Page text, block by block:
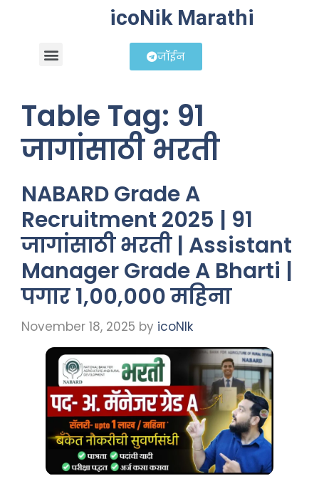
icoNik Marathi
जॉईन
Table Tag: 91
जागांसाठी भरती
NABARD Grade A
Recruitment 2025 | 91
जागांसाठी भरती | Assistant
Manager Grade A Bharti |
पगार 1,00,000 महिना
November 18, 2025 by icoNIk